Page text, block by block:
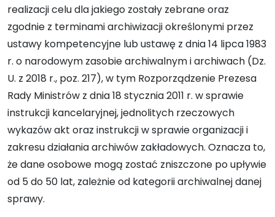
realizacji celu dla jakiego zostały zebrane oraz
zgodnie z terminami archiwizacji określonymi przez
ustawy kompetencyjne lub ustawę z dnia 14 lipca 1983
r. o narodowym zasobie archiwalnym i archiwach (Dz.
U. z 2018 r., poz. 217), w tym Rozporządzenie Prezesa
Rady Ministrów z dnia 18 stycznia 2011 r. w sprawie
instrukcji kancelaryjnej, jednolitych rzeczowych
wykazów akt oraz instrukcji w sprawie organizacji i
zakresu działania archiwów zakładowych. Oznacza to,
że dane osobowe mogą zostać zniszczone po upływie
od 5 do 50 lat, zależnie od kategorii archiwalnej danej
sprawy.